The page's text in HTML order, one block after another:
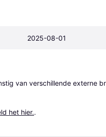
2025-08-01
van verschillende externe
het hier..